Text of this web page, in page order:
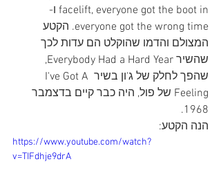
facelift, everyone got the boot in ו-
everyone got the wrong time. הקטע
המצולם והדמו שהוקלט הם עדות לכך
שהשיר Everybody Had a Hard Year,
שהפך לחלק של ג'ון בשיר I've Got A
Feeling של פול, היה כבר קיים בדצמבר
1968.
הנה הקטע:
https://www.youtube.com/watch?
v=TIFdhje9drA